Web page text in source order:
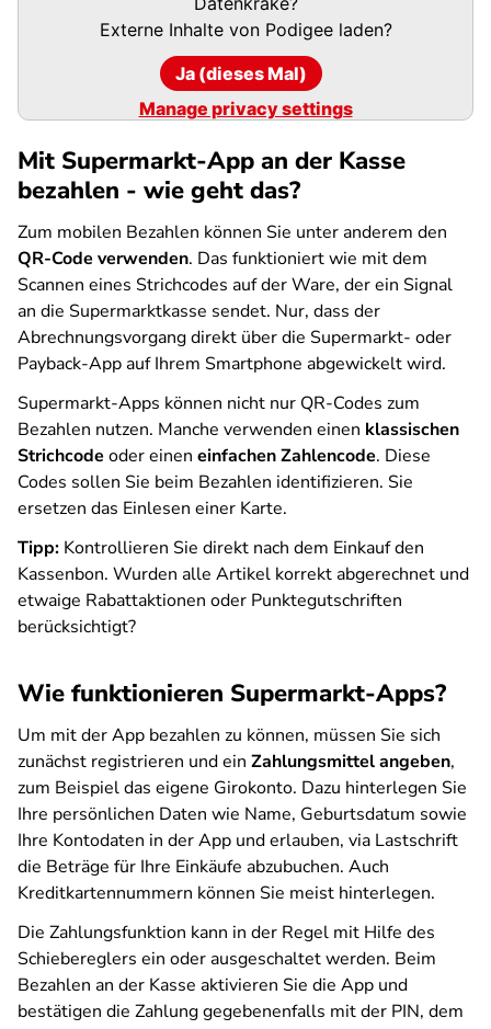
Externe Inhalte von Podigeeladen?
Ja (dieses Mal)
Manage privacy settings
Mit Supermarkt-App an der Kasse
bezahlen - wie geht das?
Zum mobilen Bezahlen können Sie unter anderem den
QR-Code verwenden. Das funktioniert wie mit dem
Scannen eines Strichcodes auf der Ware, der ein Signal
an die Supermarktkasse sendet. Nur, dass der
Abrechnungsvorgang direkt über die Supermarkt- oder
Payback-App auf Ihrem Smartphone abgewickelt wird.
Supermarkt-Apps können nicht nur QR-Codes zum
Bezahlen nutzen. Manche verwenden einen klassischen
Strichcode oder einen einfachen Zahlencode. Diese
Codes sollen Sie beim Bezahlen identifizieren. Sie
ersetzen das Einlesen einer Karte.
Tipp: Kontrollieren Sie direkt nach dem Einkauf den
Kassenbon. Wurden alle Artikel korrekt abgerechnet und
etwaige Rabattaktionen oder Punktegutschriften
berücksichtigt?
Wie funktionieren Supermarkt-Apps?
Um mit der App bezahlen zu können, müssen Sie sich
zunächst registrieren und ein Zahlungsmittel angeben,
zum Beispiel das eigene Girokonto. Dazu hinterlegen Sie
Ihre persönlichen Daten wie Name, Geburtsdatum sowie
Ihre Kontodaten in der App und erlauben, via Lastschrift
die Beträge für Ihre Einkäufe abzubuchen. Auch
Kreditkartennummern können Sie meist hinterlegen.
Die Zahlungsfunktion kann in der Regel mit Hilfe des
Schiebereglers ein oder ausgeschaltet werden. Beim
Bezahlen an der Kasse aktivieren Sie die App und
bestätigen die Zahlung gegebenenfalls mit der PIN, dem